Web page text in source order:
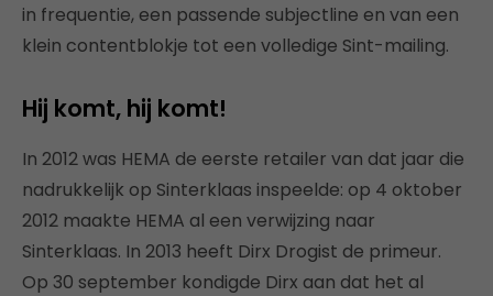
in frequentie, een passende subjectline en van een
klein contentblokje tot een volledige Sint-mailing.
Hij komt, hij komt!
In 2012 was HEMA de eerste retailer van dat jaar die
nadrukkelijk op Sinterklaas inspeelde: op 4 oktober
2012 maakte HEMA al een verwijzing naar
Sinterklaas. In 2013 heeft Dirx Drogist de primeur.
Op 30 september kondigde Dirx aan dat het al